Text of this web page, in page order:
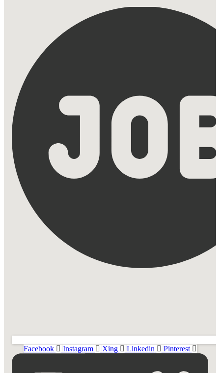
Facebook Instagram Xing Linkedin Pinterest